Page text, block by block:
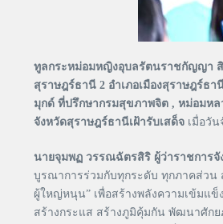
ทูลกระหม่อมหญิงอุบลรัตนราชกัญญา สิริ
สุราษฎร์ธานี 2 อำเภอเมืองสุราษฎร์
มุกด์ ที่ปรึกษากรมสุขภาพจิต , หม่อมหล
จังหวัดสุราษฎร์ธานีเฝ้ารับเสด็จ เมื่อวั
นายจุมพฏ วรรณฉัตรสิริ ผู้ว่าราชการ
บูรณาการร่วมกับทุกระดับ ทุกภาคส่วน
ผู้ใหญ่หนุน” เพื่อสร้างพลังความเข้มแข็
สร้างกระแส สร้างภูมิคุ้มกัน พัฒนาศัก